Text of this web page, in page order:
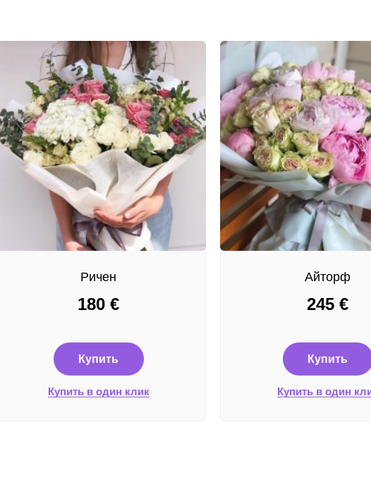
Ричен
180 €
Купить
Купить в один клик
Айторф
245 €
Купить
Купить в один